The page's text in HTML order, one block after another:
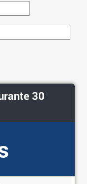
30